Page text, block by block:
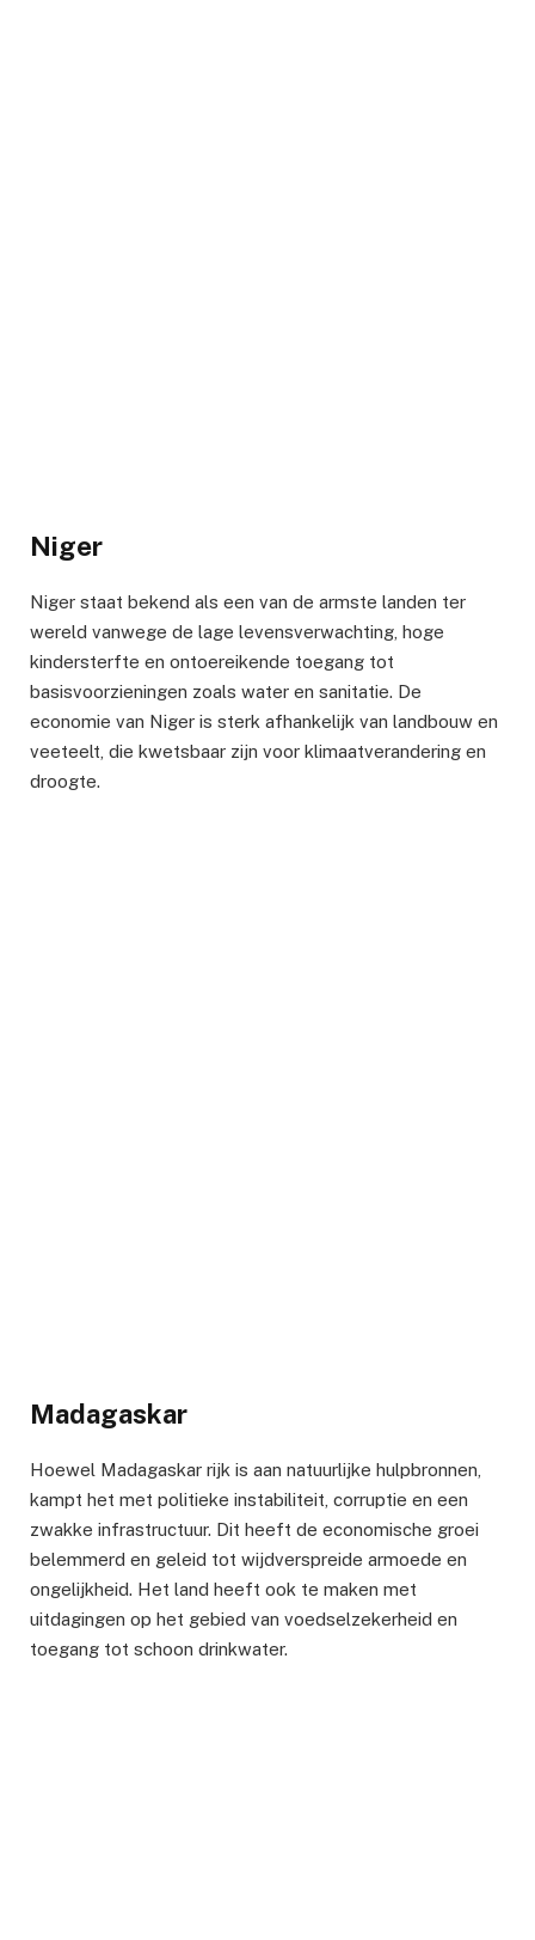
Niger
Niger staat bekend als een van de armste landen ter
wereld vanwege de lage levensverwachting, hoge
kindersterfte en ontoereikende toegang tot
basisvoorzieningen zoals water en sanitatie. De
economie van Niger is sterk afhankelijk van landbouw en
veeteelt, die kwetsbaar zijn voor klimaatverandering en
droogte.
Madagaskar
Hoewel Madagaskar rijk is aan natuurlijke hulpbronnen,
kampt het met politieke instabiliteit, corruptie en een
zwakke infrastructuur. Dit heeft de economische groei
belemmerd en geleid tot wijdverspreide armoede en
ongelijkheid. Het land heeft ook te maken met
uitdagingen op het gebied van voedselzekerheid en
toegang tot schoon drinkwater.